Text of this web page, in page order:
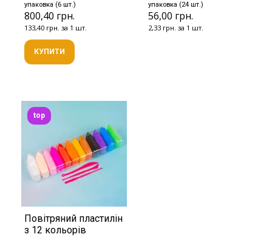
упаковка (6 шт.)
800,40 грн.
133,40 грн. за 1 шт.
КУПИТИ
упаковка (24 шт.)
56,00 грн.
2,33 грн. за 1 шт.
Повітряний пластилін
з 12 кольорів
top